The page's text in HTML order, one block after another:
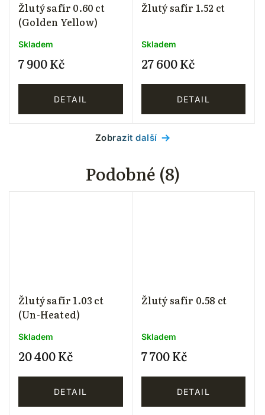
Žlutý safír 0.60 ct
(Golden Yellow)
Skladem
7 900 Kč
DETAIL
Žlutý safír 1.52 ct
Skladem
27 600 Kč
DETAIL
Zobrazit další
Podobné (8)
Žlutý safír 1.03 ct
(Un-Heated)
Skladem
20 400 Kč
DETAIL
Žlutý safír 0.58 ct
Skladem
7 700 Kč
DETAIL